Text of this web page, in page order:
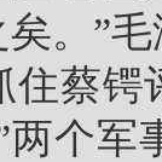
。”
住蔡锷
两个